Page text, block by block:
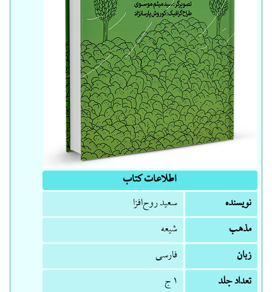
اطلاعات کتاب
نویسنده
سعید روح‌افزا
مذهب
شیعه
زبان
فارسی
تعداد جلد
۱ ج